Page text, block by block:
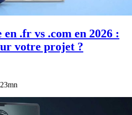
.fr vs .com en 2026 :
votre projet ?
23mn